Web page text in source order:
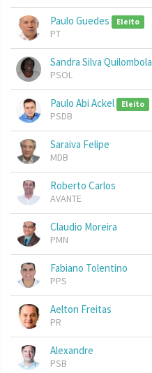
Paulo Guedes Eleito
PT
Sandra Silva Quilombola
PSOL
Paulo Abi Ackel Eleito
PSDB
Saraiva Felipe
MDB
Roberto Carlos
AVANTE
Claudio Moreira
PMN
Fabiano Tolentino
PPS
Aelton Freitas
PR
Alexandre
PSB